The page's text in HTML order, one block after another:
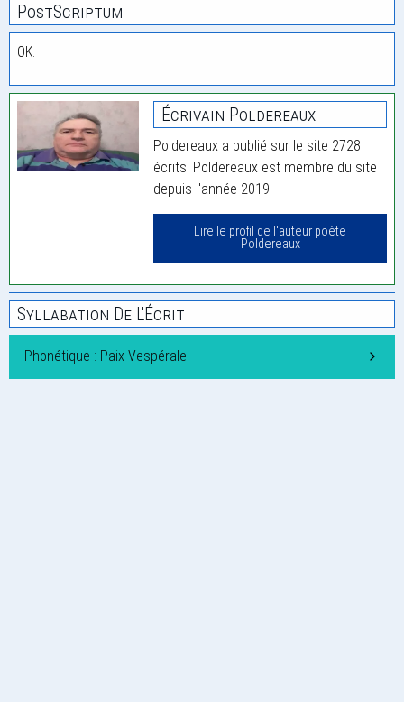
PostScriptum
OK.
Écrivain Poldereaux
Poldereaux a publié sur le site 2728
écrits. Poldereaux est membre du site
depuis l'année 2019.
Lire le profil de l'auteur poète
Poldereaux
Syllabation De L'Écrit
Phonétique : Paix Vespérale.